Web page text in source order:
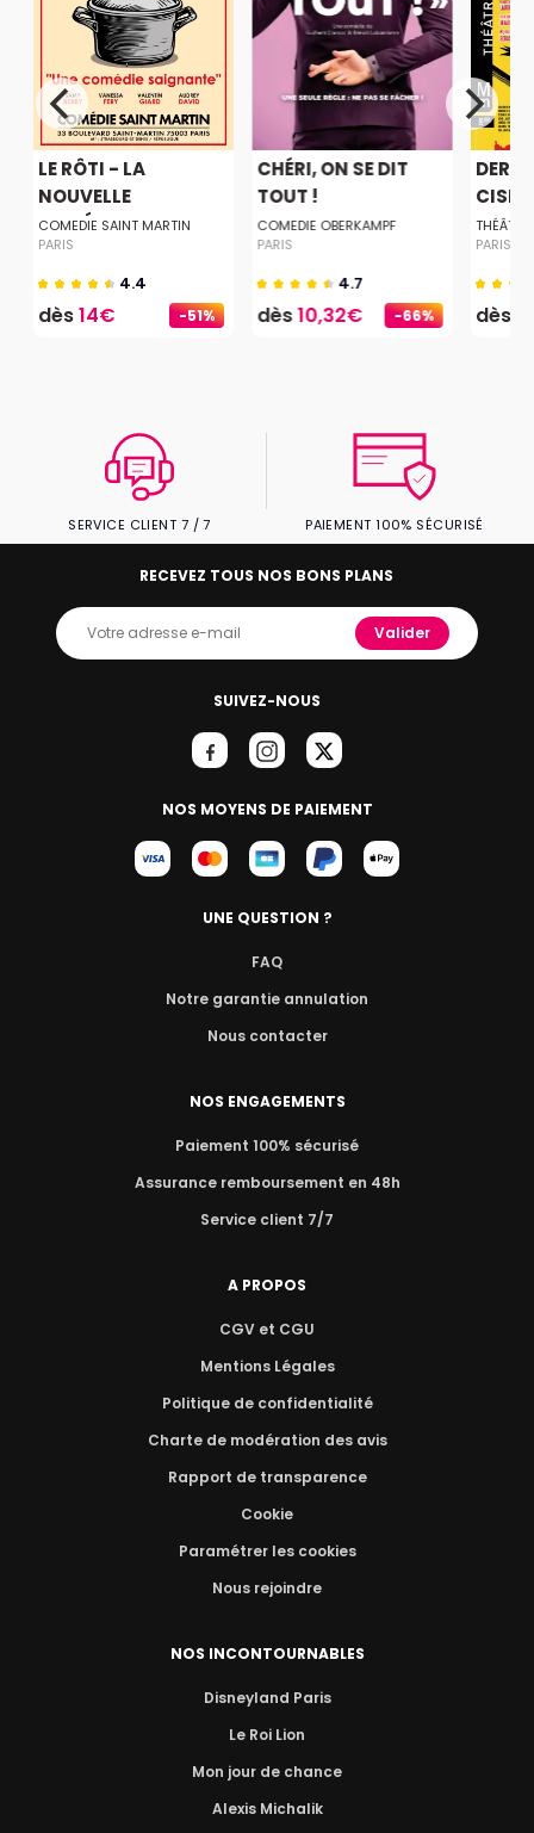
-51%
LE RÔTI - LA
NOUVELLE
COMÉDIE...
COMEDIE SAINT MARTIN
PARIS
4.4
dès14€ -66%
CHÉRI, ON SE DIT
TOUT !
COMEDIE OBERKAMPF
PARIS
4.7
dès10,32€
PARIS
dès
SERVICE CLIENT 7 / 7 PAIEMENT 100% SÉCURISÉ
SUIVEZ-NOUS
NOS MOYENS DE PAIEMENT
RECEVEZ TOUS NOS BONS PLANS
Valider
UNE QUESTION ?
FAQ
Notre garantie annulation
Nous contacter
NOS ENGAGEMENTS
Paiement 100% sécurisé
Assurance remboursement en 48h
Service client 7/7
A PROPOS
CGV et CGU
Mentions Légales
Politique de confidentialité
Charte de modération des avis
Rapport de transparence
Cookie
Paramétrer les cookies
Nous rejoindre
NOS INCONTOURNABLES
Disneyland Paris
Le Roi Lion
Mon jour de chance
Alexis Michalik